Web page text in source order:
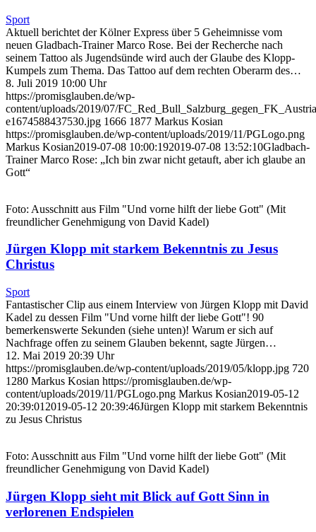
Sport
Aktuell berichtet der Kölner Express über 5 Geheimnisse vom
neuen Gladbach-Trainer Marco Rose. Bei der Recherche nach
seinem Tattoo als Jugendsünde wird auch der Glaube des Klopp-
Kumpels zum Thema. Das Tattoo auf dem rechten Oberarm des…
8. Juli 2019 10:00 Uhr
https://promisglauben.de/wp-
content/uploads/2019/07/
e1674588437530.jpg 1666 1877 Markus Kosian
https://promisglauben.de/wp-content/uploads/2019/11/PGLogo.png
Markus Kosian2019-07-08 10:00:192019-07-08 13:52:10Gladbach-
Trainer Marco Rose: „Ich bin zwar nicht getauft, aber ich glaube an
Gott“
Foto: Ausschnitt aus Film "Und vorne hilft der liebe Gott" (Mit
freundlicher Genehmigung von David Kadel)
Jürgen Klopp mit starkem Bekenntnis zu Jesus
Christus
Sport
Fantastischer Clip aus einem Interview von Jürgen Klopp mit David
Kadel zu dessen Film "Und vorne hilft der liebe Gott"! 90
bemerkenswerte Sekunden (siehe unten)! Warum er sich auf
Nachfrage offen zu seinem Glauben bekennt, sagte Jürgen…
12. Mai 2019 20:39 Uhr
https://promisglauben.de/wp-content/uploads/2019/05/klopp.jpg 720
1280 Markus Kosian https://promisglauben.de/wp-
content/uploads/2019/11/PGLogo.png Markus Kosian2019-05-12
20:39:01 2019-05-12 20:39:46Jürgen Klopp mit starkem Bekenntnis
zu Jesus Christus
Foto: Ausschnitt aus Film "Und vorne hilft der liebe Gott" (Mit
freundlicher Genehmigung von David Kadel)
Jürgen Klopp sieht mit Blick auf Gott Sinn in
verlorenen Endspielen